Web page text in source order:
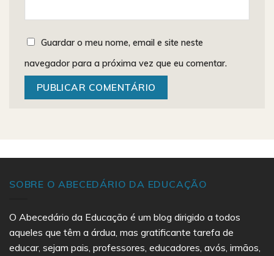
Guardar o meu nome, email e site neste
navegador para a próxima vez que eu comentar.
SOBRE O ABECEDÁRIO DA EDUCAÇÃO
O Abecedário da Educação é um blog dirigido a todos
aqueles que têm a árdua, mas gratificante tarefa de
educar, sejam pais, professores, educadores, avós, irmãos,